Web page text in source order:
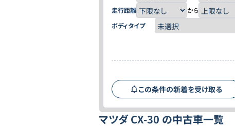
走行距離
から
ボディタイプ
この条件の新着を受け取る
マツダ CX-30 の中古車一覧